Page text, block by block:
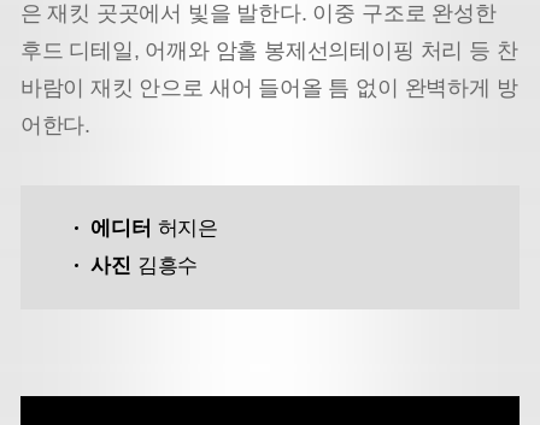
은 재킷 곳곳에서 빛을 발한다. 이중 구조로 완성한
후드 디테일, 어깨와 암홀 봉제선의 테이핑 처리 등 찬
바람이 재킷 안으로 새어 들어올 틈 없이 완벽하게 방
어한다.
에디터 허지은
사진 김흥수